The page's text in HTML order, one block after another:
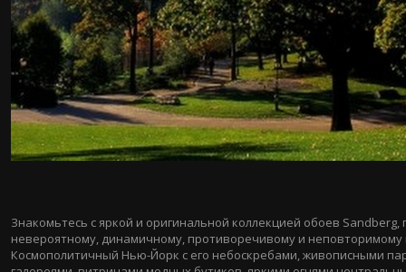
Знакомьтесь с яркой и оригинальной коллекцией обоев
невероятному, динамичному, противоречивому и неповторимому
Космополитичный Нью-Йорк с его небоскребами, живописными